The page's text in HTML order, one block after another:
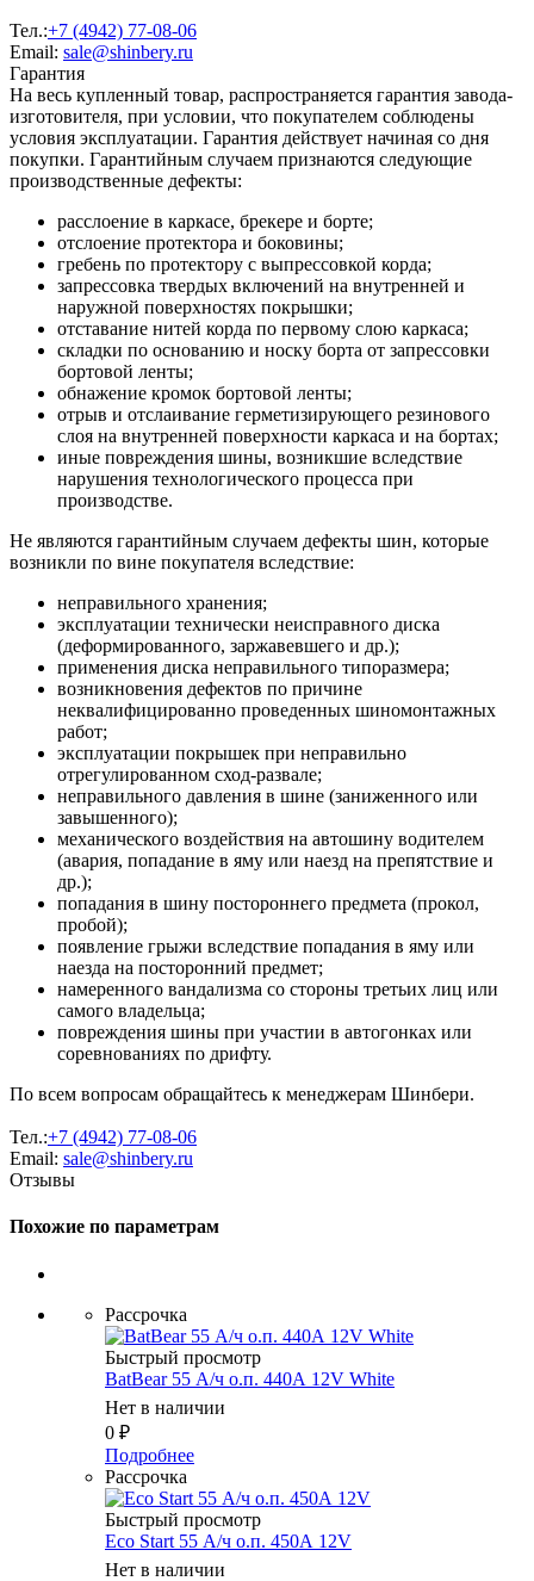
Тел.:+7 (4942) 77-08-06
Email: sale@shinbery.ru
Гарантия
На весь купленный товар, распространяется гарантия завода-
изготовителя, при условии, что покупателем соблюдены
условия эксплуатации. Гарантия действует начиная со дня
покупки. Гарантийным случаем признаются следующие
производственные дефекты:
расслоение в каркасе, брекере и борте;
отслоение протектора и боковины;
гребень по протектору с выпрессовкой корда;
запрессовка твердых включений на внутренней и
наружной поверхностях покрышки;
отставание нитей корда по первому слою каркаса;
складки по основанию и носку борта от запрессовки
бортовой ленты;
обнажение кромок бортовой ленты;
отрыв и отслаивание герметизирующего резинового
слоя на внутренней поверхности каркаса и на бортах;
иные повреждения шины, возникшие вследствие
нарушения технологического процесса при
производстве.
Не являются гарантийным случаем дефекты шин, которые
возникли по вине покупателя вследствие:
неправильного хранения;
эксплуатации технически неисправного диска
(деформированного, заржавевшего и др.);
применения диска неправильного типоразмера;
возникновения дефектов по причине
неквалифицированно проведенных шиномонтажных
работ;
эксплуатации покрышек при неправильно
отрегулированном сход-развале;
неправильного давления в шине (заниженного или
завышенного);
механического воздействия на автошину водителем
(авария, попадание в яму или наезд на препятствие и
др.);
попадания в шину постороннего предмета (прокол,
пробой);
появление грыжи вследствие попадания в яму или
наезда на посторонний предмет;
намеренного вандализма со стороны третьих лиц или
самого владельца;
повреждения шины при участии в автогонках или
соревнованиях по дрифту.
По всем вопросам обращайтесь к менеджерам Шинбери.
Тел.:+7 (4942) 77-08-06
Email: sale@shinbery.ru
Отзывы
Похожие по параметрам
Рассрочка
Быстрый просмотр
BatBear 55 А/ч о.п. 440А 12V White
Нет в наличии
0 ₽
Подробнее
Рассрочка
Быстрый просмотр
Eco Start 55 А/ч о.п. 450А 12V
Нет в наличии